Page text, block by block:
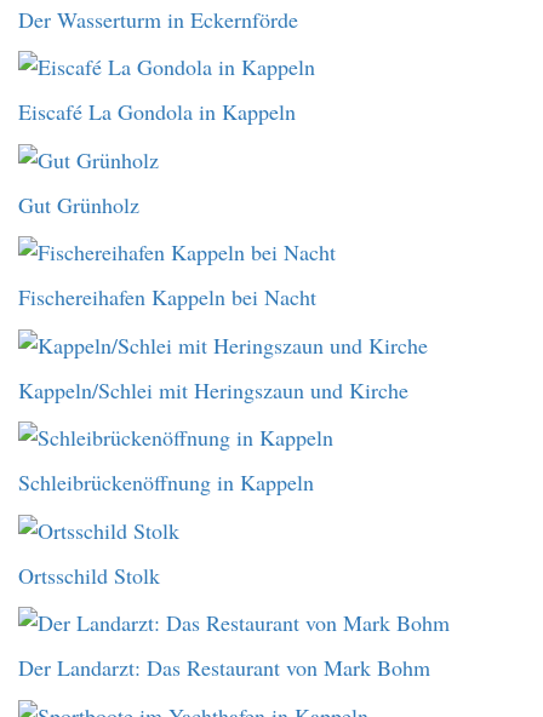
Der Wasserturm in Eckernförde
Eiscafé La Gondola in Kappeln
Gut Grünholz
Fischereihafen Kappeln bei Nacht
Kappeln/Schlei mit Heringszaun und Kirche
Schleibrückenöffnung in Kappeln
Ortsschild Stolk
Der Landarzt: Das Restaurant von Mark Bohm